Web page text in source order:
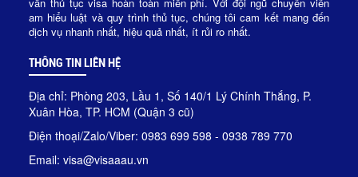
am hiểu luật và quy trình thủ tục, chúng tôi cam kết mang đến
dịch vụ nhanh nhất, hiệu quả nhất, ít rủi ro nhất.
THÔNG TIN LIÊN HỆ
Địa chỉ: Phòng 203, Lầu 1, Số 140/1 Lý Chính Thắng, P.
Xuân Hòa, TP. HCM (Quận 3 cũ)
Điện thoại/Zalo/Viber: 0983 699 598 - 0938 789 770
Email: visa@visaaau.vn